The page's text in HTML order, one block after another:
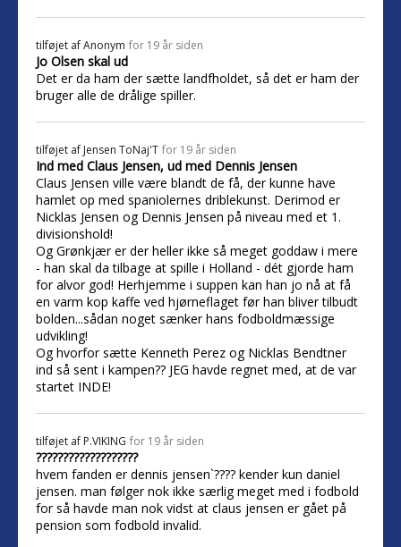
tilføjet afAnonym for 19 år siden
Jo Olsen skal ud
Det er da ham der sætte landfholdet, så det er ham der
bruger alle de drålige spiller.
tilføjet af Jensen ToNaj'T for 19 år siden
Ind med Claus Jensen, ud med Dennis Jensen
Claus Jensen ville være blandt de få, der kunne have
hamlet op med spaniolernes driblekunst. Derimod er
Nicklas Jensen og Dennis Jensen på niveau med et 1.
divisionshold!
Og Grønkjær er der heller ikke så meget goddaw i mere
- han skal da tilbage at spille i Holland - dét gjorde ham
for alvor god! Herhjemme i suppen kan han jo nå at få
en varm kop kaffe ved hjørneflaget før han bliver tilbudt
bolden...sådan noget sænker hans fodboldmæssige
udvikling!
Og hvorfor sætte Kenneth Perez og Nicklas Bendtner
ind så sent i kampen?? JEG havde regnet med, at de var
startet INDE!
tilføjet af P.VIKING for 19 år siden
???????????????????
hvem fanden er dennis jensen`???? kender kun daniel
jensen. man følger nok ikke særlig meget med i fodbold
for så havde man nok vidst at claus jensen er gået på
pension som fodbold invalid.